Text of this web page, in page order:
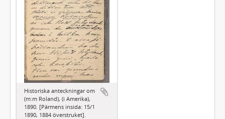
Historiska anteckningar om
(m:m Roland), (i Amerika),
1890. [Pärmens insida: 15/1
1890, 1884 överstruket].